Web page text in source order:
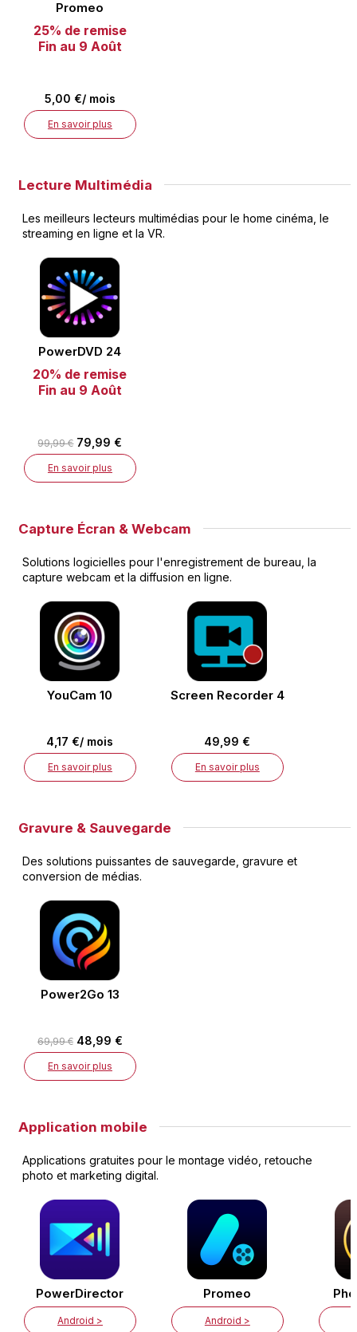
Promeo
25% de remise
Fin au 9 Août
5,00 €/ mois
En savoir plus
Lecture Multimédia
Les meilleurs lecteurs multimédias pour le home cinéma, le
streaming en ligne et la VR.
PowerDVD 24
20% de remise
Fin au 9 Août
99,99 € 79,99 €
En savoir plus
Capture Écran & Webcam
Solutions logicielles pour l'enregistrement de bureau, la
capture webcam et la diffusion en ligne.
YouCam 10
4,17 €/ mois
En savoir plus
Screen Recorder 4
49,99 €
En savoir plus
Gravure & Sauvegarde
Des solutions puissantes de sauvegarde, gravure et
conversion de médias.
Power2Go 13
69,99 € 48,99 €
En savoir plus
Application mobile
Applications gratuites pour le montage vidéo, retouche
photo et marketing digital.
PowerDirector
Android >
Promeo
Android >